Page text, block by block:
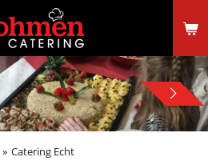
» Catering Echt